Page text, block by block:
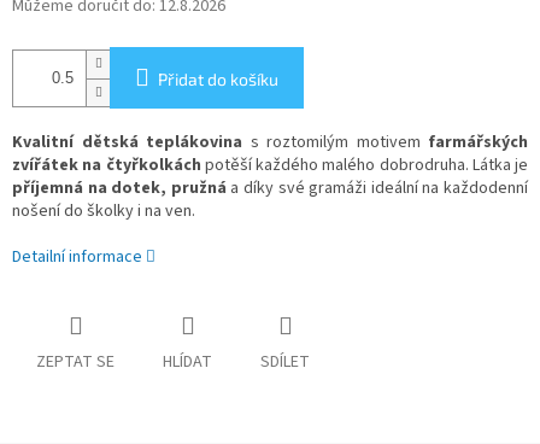
Můžeme doručit do: 12.8.2026
Přidat do košíku
Kvalitní dětská teplákovina s roztomilým motivem farmářských
zvířátek na čtyřkolkách potěší každého malého dobrodruha. Látka je
příjemná na dotek, pružná a díky své gramáži ideální na každodenní
nošení do školky i na ven.
Detailní informace
ZEPTAT SE HLÍDAT SDÍLET